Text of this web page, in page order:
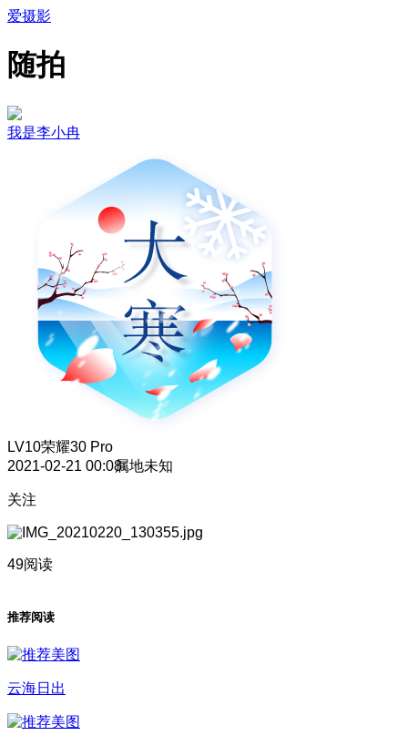
爱摄影
随拍
我是李小冉
LV10荣耀30 Pro
2021-02-21 00:08属地未知
关注
49阅读
推荐阅读
云海日出